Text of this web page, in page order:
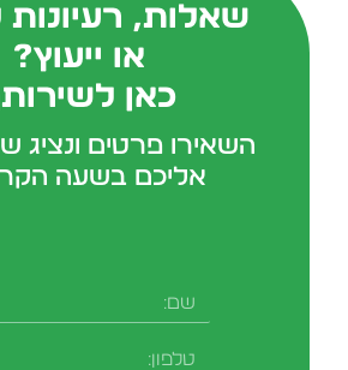
שאלות, רעיונות
או ייעוץ?
כאן
השאירו פרטים ונציג
אליכם בשעה
שם